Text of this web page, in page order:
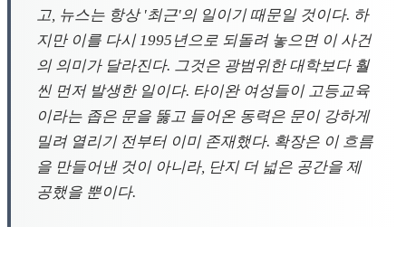
고, 뉴스는 항상 '최근'의 일이기 때문일 것이다. 하
지만 이를 다시 1995년으로 되돌려 놓으면 이 사건
의 의미가 달라진다. 그것은 광범위한 대학보다 훨
씬 먼저 발생한 일이다. 타이완 여성들이 고등교육
이라는 좁은 문을 뚫고 들어온 동력은 문이 강하게
밀려 열리기 전부터 이미 존재했다. 확장은 이 흐름
을 만들어낸 것이 아니라, 단지 더 넓은 공간을 제
공했을 뿐이다.